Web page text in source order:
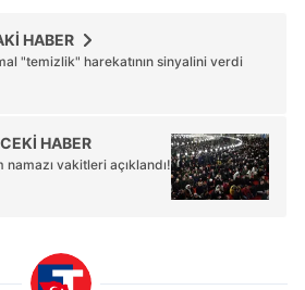
HABER
"temizlik" harekatının sinyalini verdi
HABER
namazı vakitleri açıklandı!